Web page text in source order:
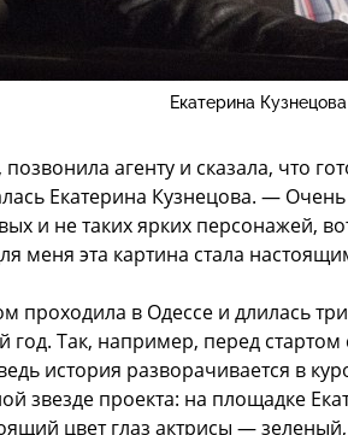
Екатерина Кузнецова
агенту и сказала, что
Екатерина Кузнецова. —
и не таких ярких персонажей,
меня эта картина стала
проходила в Одессе и длилась
год. Так, например, перед
история разворачивается в
звезде проекта: на площадке
цвет глаз актрисы —